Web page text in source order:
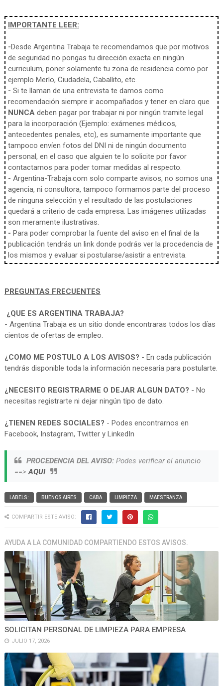
IMPORTANTE LEER:
-Desde Argentina Trabaja te recomendamos que por motivos
de seguridad no pongas tu dirección exacta en ningún
curriculum, poner solamente tu zona de residencia como por
ejemplo Merlo, Ciudadela, Caballito, etc.
- Si te llaman de una entrevista te damos como
recomendación siempre ir acompañados y tener en claro que
NUNCAdeben pagar por trabajar ni por ningún tramite legal
para la incorporación (Ejemplo: exámenes médicos,
antecedentes penales, etc), es sumamente importante que
tampoco envíen fotos del DNI ni de ningún documento
personal, en el caso que alguien te lo solicite por favor
contactarnos para poder tomar medidas al respecto.
- Argentina-Trabaja.com solo comparte avisos, no somos una
agencia, ni consultora, tampoco formamos parte del proceso
de ninguna selección y el resultado de las postulaciones
quedará a criterio de cada empresa. Las imágenes utilizadas
son meramente ilustrativas.
- Para poder comprobar la fuente del aviso en el final de la
publicación tendrás un link donde podrás ver la procedencia de
los mismos y evaluar si postularse/asistir a entrevista.
PREGUNTAS FRECUENTES
¿QUE ES ARGENTINA TRABAJA?
- Argentina Trabaja es un sitio donde encontraras todos los días
cientos de ofertas de empleo.
¿COMO ME POSTULO A LOS AVISOS? - En cada publicación
tendrás disponible toda la información necesaria para postularte.
¿NECESITO REGISTRARME O DEJAR ALGUN DATO? - No
necesitas registrarte ni dejar ningún tipo de dato.
¿TIENEN REDES SOCIALES? - Podes encontrarnos en
Facebook, Instagram, Twitter y LinkedIn
PROCEDENCIA DEL AVISO:Podes verificar el anuncio
==>AQUI
LABELS: BUENOS AIRES CABA LIMPIEZA MAESTRANZA
COMPARTIR ESTE AVISO:
AYUDA A LA COMUNIDAD COMPARTIENDO ESTOS AVISOS.
SOLICITAN PERSONAL DE LIMPIEZA PARA EMPRESA
JULIO 17, 2026